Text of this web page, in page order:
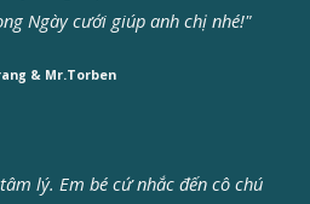
Ngày cưới giúp anh chị nhé!"
& Mr.Torben
lý. Em bé cứ nhắc đến cô chú